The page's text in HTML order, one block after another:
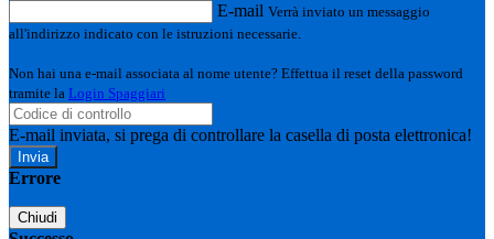
E-mail Verrà inviato un messaggio
all'indirizzo indicato con le istruzioni necessarie.
Non hai una e-mail associata al nome utente? Effettua il reset della password
tramite la Login Spaggiari
E-mail inviata, si prega di controllare la casella di posta elettronica!
Errore
Chiudi